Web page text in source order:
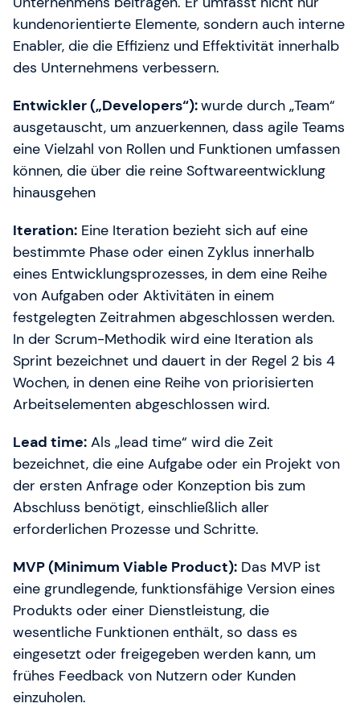
kundenorientierte Elemente, sondern auch interne
Enabler, die die Effizienz und Effektivität innerhalb
des Unternehmens verbessern.
Entwickler („Developers“):wurde durch „Team“
ausgetauscht, um anzuerkennen, dass agile Teams
eine Vielzahl von Rollen und Funktionen umfassen
können, die über die reine Softwareentwicklung
hinausgehen
Iteration: Eine Iteration bezieht sich auf eine
bestimmte Phase oder einen Zyklus innerhalb
eines Entwicklungsprozesses, in dem eine Reihe
von Aufgaben oder Aktivitäten in einem
festgelegten Zeitrahmen abgeschlossen werden.
In der Scrum-Methodik wird eine Iteration als
Sprint bezeichnet und dauert in der Regel 2 bis 4
Wochen, in denen eine Reihe von priorisierten
Arbeitselementen abgeschlossen wird.
Lead time: Als „lead time“ wird die Zeit
bezeichnet, die eine Aufgabe oder ein Projekt von
der ersten Anfrage oder Konzeption bis zum
Abschluss benötigt, einschließlich aller
erforderlichen Prozesse und Schritte.
MVP (Minimum Viable Product): Das MVP ist
eine grundlegende, funktionsfähige Version eines
Produkts oder einer Dienstleistung, die
wesentliche Funktionen enthält, so dass es
eingesetzt oder freigegeben werden kann, um
frühes Feedback von Nutzern oder Kunden
einzuholen.